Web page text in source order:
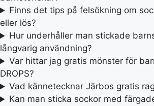
Finns det tips på felsökning om
eller lös?
Hur underhåller man stickade
långvarig användning?
Var hittar jag gratis mönster för
DROPS?
Vad kännetecknar Järbos gratis
Kan man sticka sockor med